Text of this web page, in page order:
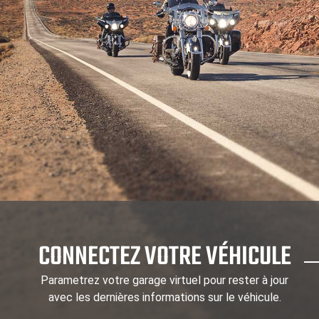
CONNECTEZ VOTRE VÉHICULE
Parametrez votre garage virtuel pour rester à jour
avec les dernières informations sur le véhicule.